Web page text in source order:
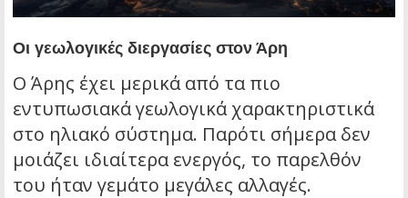
Οι γεωλογικές διεργασίες στον Άρη
Ο Άρης έχει μερικά από τα πιο
εντυπωσιακά γεωλογικά χαρακτηριστικά
στο ηλιακό σύστημα. Παρότι σήμερα δεν
μοιάζει ιδιαίτερα ενεργός, το παρελθόν
του ήταν γεμάτο μεγάλες αλλαγές.